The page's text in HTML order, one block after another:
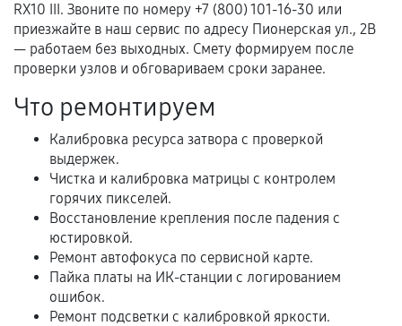
Документы для подтверждения
гарантии
Гарантийный талон.
Акт выполненных работ с датой, перечнем
услуг и сроком гарантии.
Документы на установленные комплектующие
и кассовый чек.
Расширенная гарантия
В некоторых случаях возможно оформление
расширенной гарантии. Стоимость, сроки и
RX10 III. Звоните по номеру +7 (800) 101-16-30 или
приезжайте в наш сервис по адресу Пионерская ул., 2В
— работаем без выходных. Смету формируем после
проверки узлов и обговариваем сроки заранее.
Что ремонтируем
Калибровка ресурса затвора с проверкой
выдержек.
Чистка и калибровка матрицы с контролем
горячих пикселей.
Восстановление крепления после падения с
юстировкой.
Ремонт автофокуса по сервисной карте.
Пайка платы на ИК-станции с логированием
ошибок.
Ремонт подсветки с калибровкой яркости.